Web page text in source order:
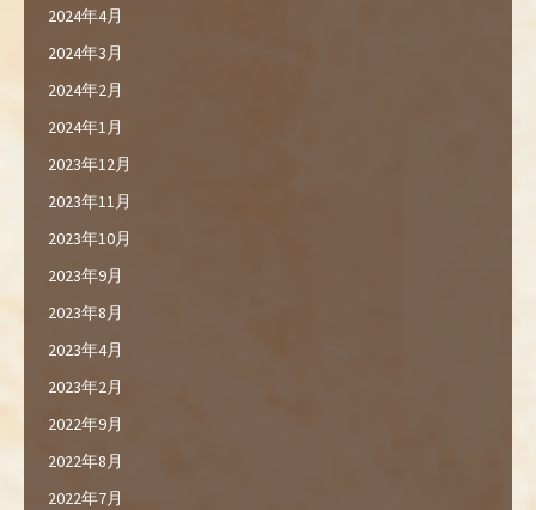
2024年4月
2024年3月
2024年2月
2024年1月
2023年12月
2023年11月
2023年10月
2023年9月
2023年8月
2023年4月
2023年2月
2022年9月
2022年8月
2022年7月